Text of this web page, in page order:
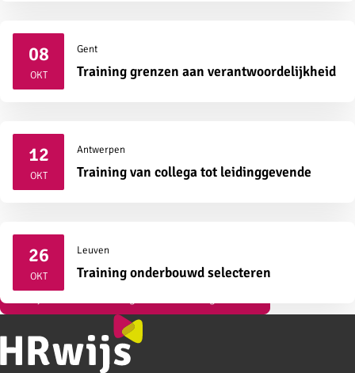
08
OKT2026
Gent
Training grenzen aan verantwoordelijkheid
12
OKT2026
Antwerpen
Training van collega tot leidinggevende
26
OKT2026
Leuven
Training onderbouwd selecteren